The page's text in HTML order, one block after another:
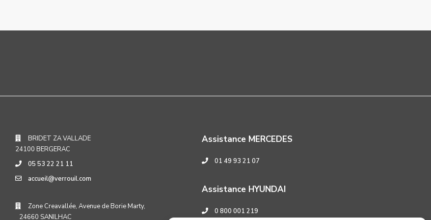
BRIDET ZA VALLADE
24100 BERGERAC
05 53 22 21 11
accueil@verrouil.com
Zone Creavallée, Avenue de Borie Marty,
24660 SANILHAC
Assistance MERCEDES
01 49 93 21 07
Assistance HYUNDAI
0 800 001 219